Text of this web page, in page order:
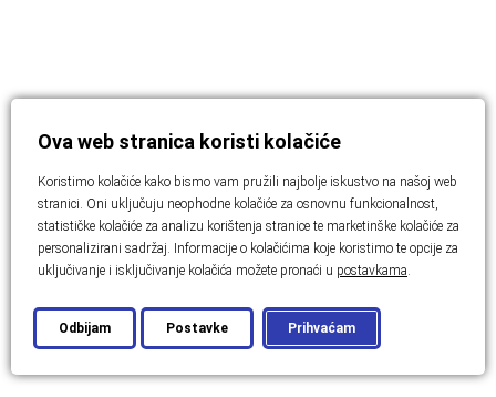
Ova web stranica koristi kolačiće
Koristimo kolačiće kako bismo vam pružili najbolje iskustvo na našoj web
stranici. Oni uključuju neophodne kolačiće za osnovnu funkcionalnost,
statističke kolačiće za analizu korištenja stranice te marketinške kolačiće za
personalizirani sadržaj. Informacije o kolačićima koje koristimo te opcije za
uključivanje i isključivanje kolačića možete pronaći u postavkama.
Prihvaćam
Odbijam Postavke